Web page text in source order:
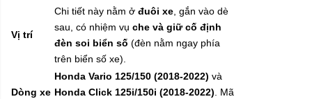
Vị trí
Chi tiết này nằm ở đuôi xe , gắn vào dè
sau, có nhiệm vụ che và giữ cố định
đèn soi biển số (đèn nằm ngay phía
trên biển số xe).
Dòng xe
Honda Vario 125/150 (2018-2022) và
Honda Click 125i/150i (2018-2022) . Mã